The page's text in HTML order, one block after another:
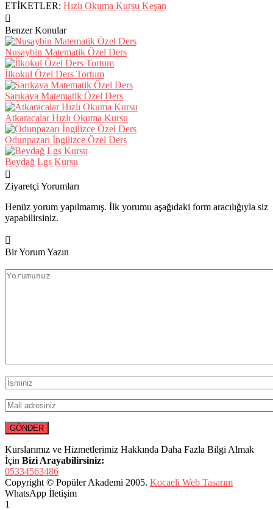
ETİKETLER: Hızlı Okuma Kursu Keşan
Benzer Konular
Nusaybin Matematik Özel Ders
İlkokul Özel Ders Tortum
Sarıkaya Matematik Özel Ders
Atkaracalar Hızlı Okuma Kursu
Odunpazarı İngilizce Özel Ders
Beydağ Lgs Kursu
Ziyaretçi Yorumları
Henüz yorum yapılmamış. İlk yorumu aşağıdaki form aracılığıyla siz
yapabilirsiniz.
Bir Yorum Yazın
Kurslarımız ve Hizmetlerimiz Hakkında Daha Fazla Bilgi Almak
İçin Bizi Arayabilirsiniz:
05334563486
Copyright © Popüler Akademi 2005. Kocaeli Web Tasarım
WhatsApp İletişim
1